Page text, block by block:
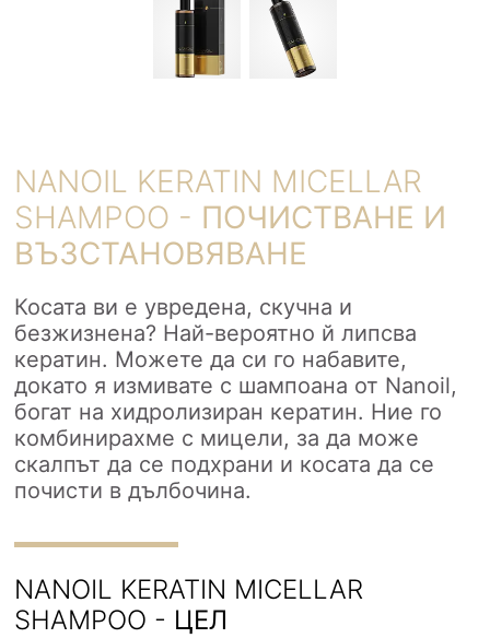
NANOIL KERATIN MICELLAR
SHAMPOO - ПОЧИСТВАНЕ И
ВЪЗСТАНОВЯВАНЕ
Косата ви е увредена, скучна и
безжизнена? Най-вероятно й липсва
кератин. Можете да си го набавите,
докато я измивате с шампоана от Nanoil,
богат на хидролизиран кератин. Ние го
комбинирахме с мицели, за да може
скалпът да се подхрани и косата да се
почисти в дълбочина.
NANOIL KERATIN MICELLAR
SHAMPOO - ЦЕЛ